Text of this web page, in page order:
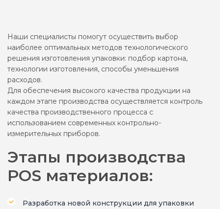
Наши специалисты помогут осуществить выбор
наиболее оптимальных методов технологического
решения изготовления упаковки: подбор картона,
технологии изготовления, способы уменьшения
расходов.
Для обеспечения высокого качества продукции на
каждом этапе производства осуществляется контроль
качества производственного процесса с
использованием современных контрольно-
измерительных приборов.
Этапы производства
POS материалов:
Разработка новой конструкции для упаковки